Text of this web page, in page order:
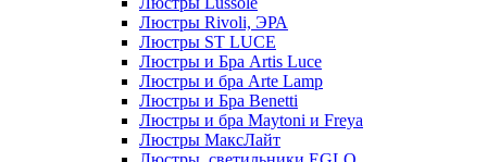
Люстры Rivoli, ЭРА
Люстры ST LUCE
Люстры и Бра Artis Luce
Люстры и бра Arte Lamp
Люстры и Бра Benetti
Люстры и бра Maytoni и Freya
Люстры МаксЛайт